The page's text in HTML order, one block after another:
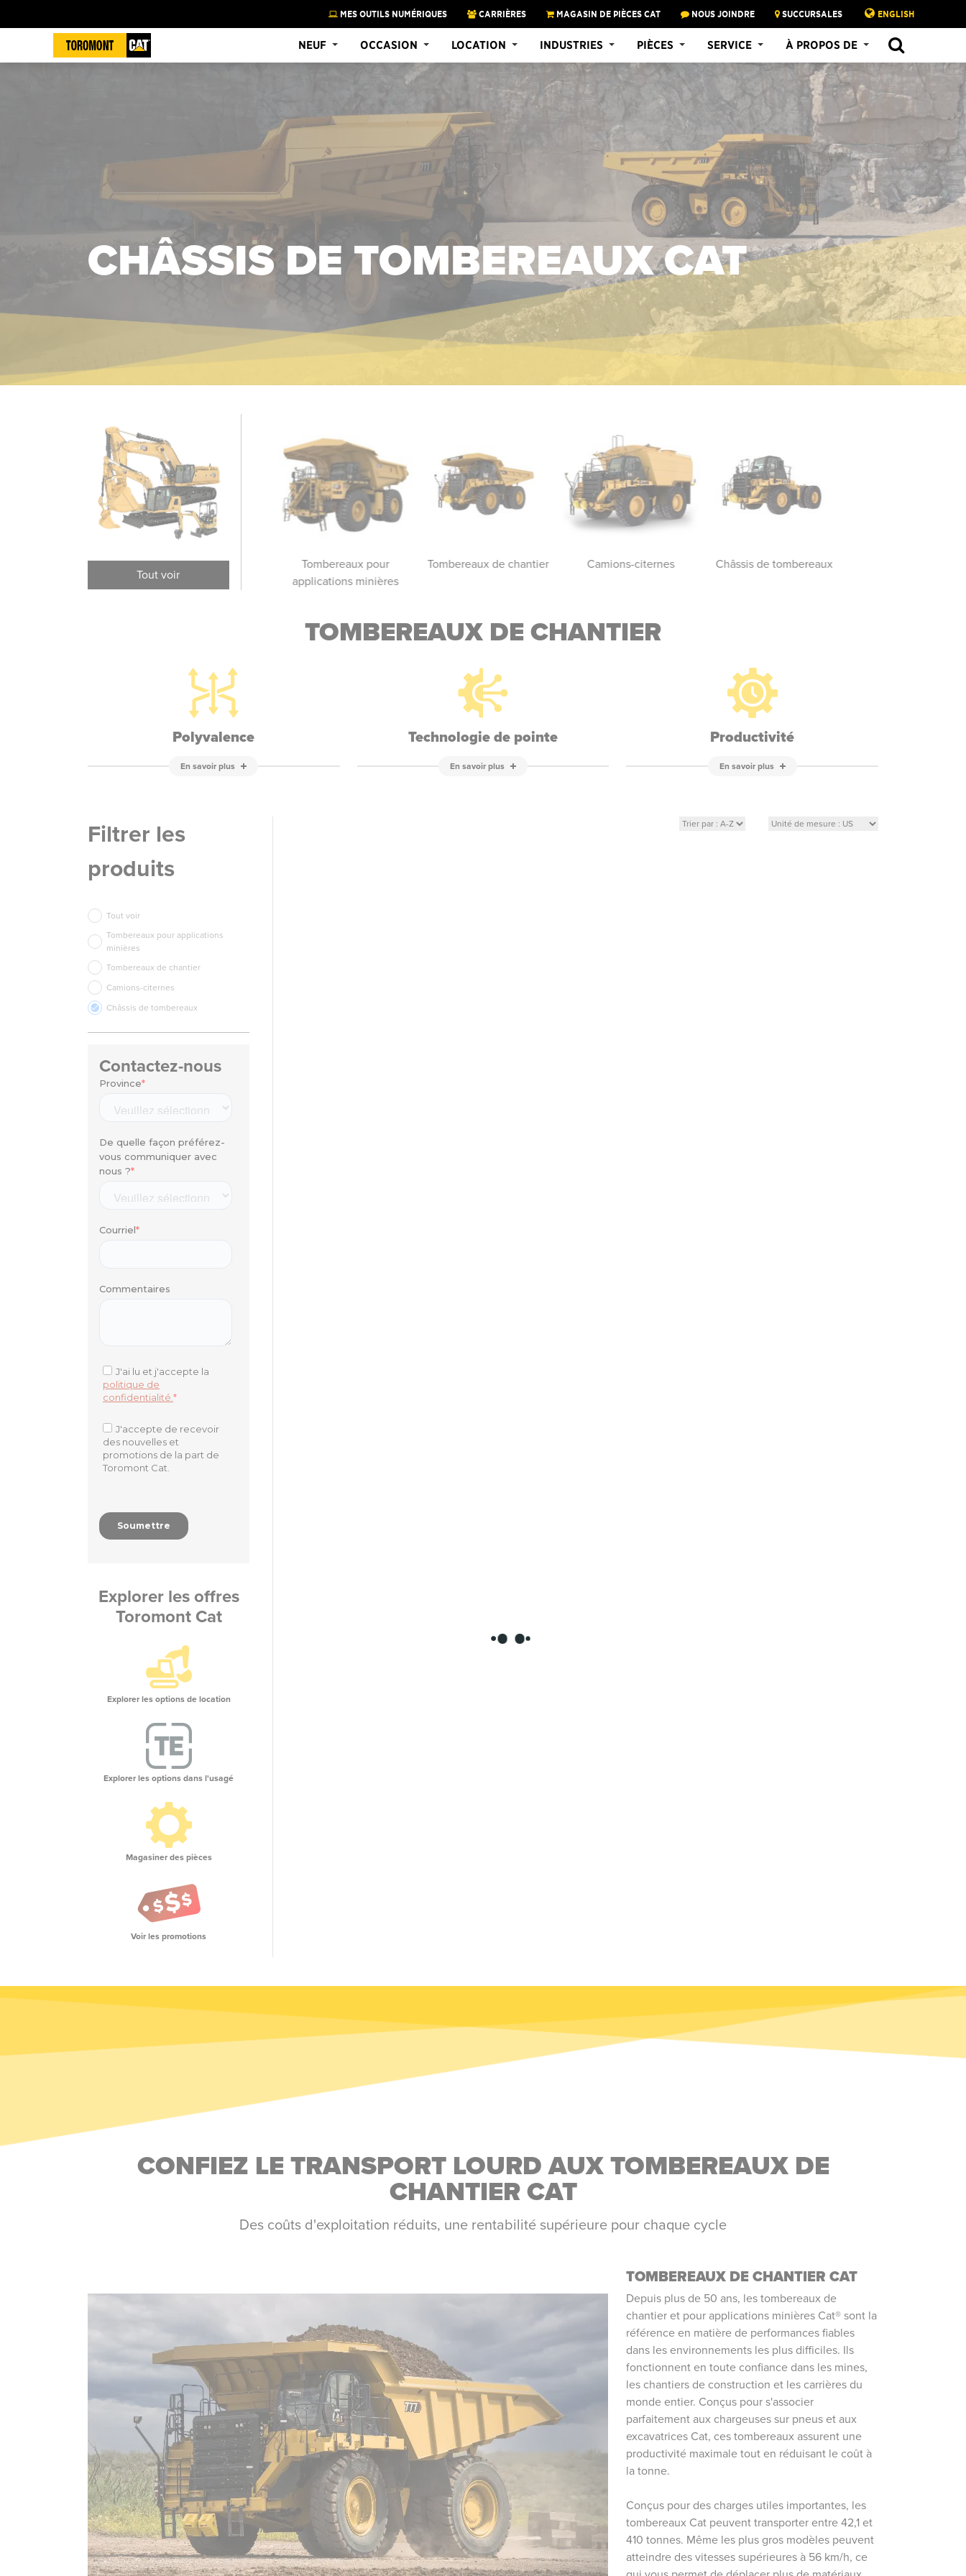
MES OUTILS NUMÉRIQUES CARRIÈRES MAGASIN DE PIÈCES CAT NOUS JOINDRE SUCCURSALES ENGLISH
NEUF OCCASION LOCATION INDUSTRIES PIÈCES SERVICE À PROPOS DE
CHÂSSIS DE TOMBEREAUX CAT
Tout voir
Camions-citernes Châssis de tombereaux
Tombereaux pour
applications minières
Tombereaux de chantier Camions-citernes Châssis de tombereaux
TOMBEREAUX DE CHANTIER
Polyvalence
En savoir plus
Technologie de pointe
En savoir plus
Productivité
En savoir plus
Filtrer les
produits
Tout voir
Tombereaux pour applications
minières
Tombereaux de chantier
Camions-citernes
Châssis de tombereaux
Contactez-nous
Explorer les offres
Toromont Cat
Explorer les options de location
Explorer les options dans l'usagé
Magasiner des pièces
Voir les promotions
CONFIEZ LE TRANSPORT LOURD AUX TOMBEREAUX DE
CHANTIER CAT
Des coûts d'exploitation réduits, une rentabilité supérieure pour chaque cycle
TOMBEREAUX DE CHANTIER CAT
Depuis plus de 50 ans, les tombereaux de
chantier et pour applications minières Cat® sont la
référence en matière de performances fiables
dans les environnements les plus difficiles. Ils
fonctionnent en toute confiance dans les mines,
les chantiers de construction et les carrières du
monde entier. Conçus pour s'associer
parfaitement aux chargeuses sur pneus et aux
excavatrices Cat, ces tombereaux assurent une
productivité maximale tout en réduisant le coût à
la tonne.
Conçus pour des charges utiles importantes, les
tombereaux Cat peuvent transporter entre 42,1 et
410 tonnes. Même les plus gros modèles peuvent
atteindre des vitesses supérieures à 56 km/h, ce